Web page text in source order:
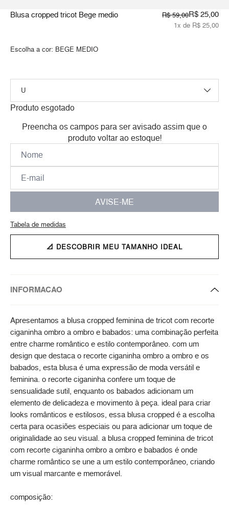
Blusa cropped tricot Bege medio R$ 59,00R$ 25,00
1x de R$ 25,00
Escolha a cor: BEGE MEDIO
Produto esgotado
Preencha os campos para ser avisado assim que o
produto voltar ao estoque!
AVISE-ME
Tabela de medidas
📐 DESCOBRIR MEU TAMANHO IDEAL
INFORMACAO
Apresentamos a blusa cropped feminina de tricot com recorte
ciganinha ombro a ombro e babados: uma combinação perfeita
entre charme romântico e estilo contemporâneo. com um
design que destaca o recorte ciganinha ombro a ombro e os
babados, esta blusa é uma expressão de moda versátil e
feminina. o recorte ciganinha confere um toque de
sensualidade sutil, enquanto os babados adicionam um
elemento de delicadeza e movimento à peça. ideal para criar
looks românticos e estilosos, essa blusa cropped é a escolha
certa para ocasiões especiais ou para adicionar um toque de
originalidade ao seu visual. a blusa cropped feminina de tricot
com recorte ciganinha ombro a ombro e babados é onde
charme romântico se une a um estilo contemporâneo, criando
um visual marcante e memorável.
composição: